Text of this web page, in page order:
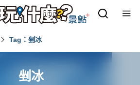
Tag：剉冰
剉冰